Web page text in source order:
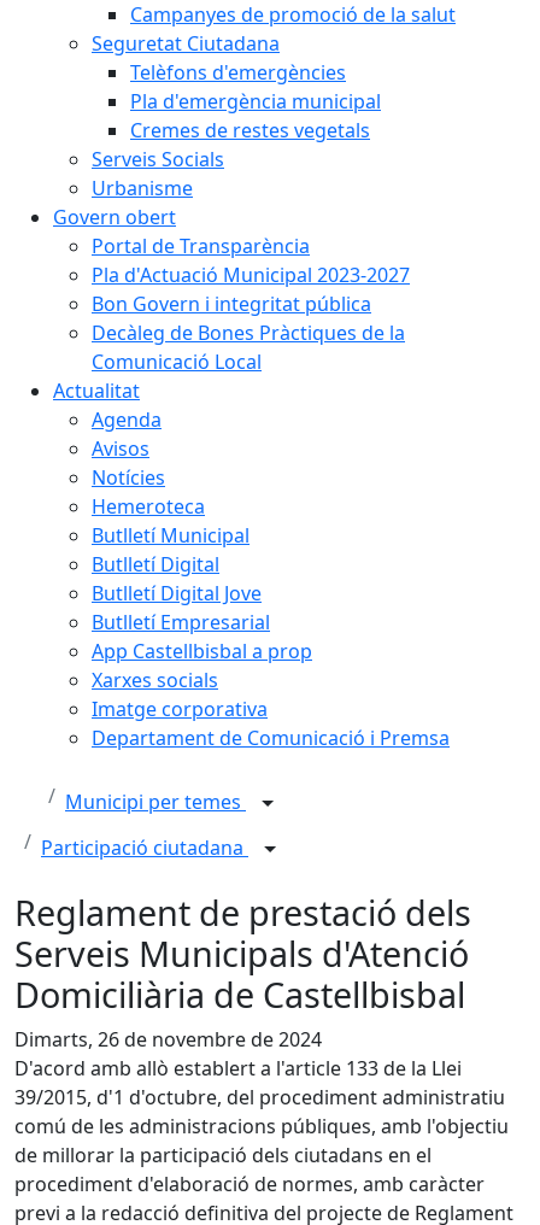
Campanyes de promoció de la salut
Seguretat Ciutadana
Telèfons d'emergències
Pla d'emergència municipal
Cremes de restes vegetals
Serveis Socials
Urbanisme
Govern obert
Portal de Transparència
Pla d'Actuació Municipal 2023-2027
Bon Govern i integritat pública
Decàleg de Bones Pràctiques de la
Comunicació Local
Actualitat
Agenda
Avisos
Notícies
Hemeroteca
Butlletí Municipal
Butlletí Digital
Butlletí Digital Jove
Butlletí Empresarial
App Castellbisbal a prop
Xarxes socials
Imatge corporativa
Departament de Comunicació i Premsa
Municipi per temes
Participació ciutadana
Reglament de prestació dels
Serveis Municipals d'Atenció
Domiciliària de Castellbisbal
Dimarts, 26 de novembre de 2024
D'acord amb allò establert a l'article 133 de la Llei
39/2015, d'1 d'octubre, del procediment administratiu
comú de les administracions públiques, amb l'objectiu
de millorar la participació dels ciutadans en el
procediment d'elaboració de normes, amb caràcter
previ a la redacció definitiva del projecte de Reglament